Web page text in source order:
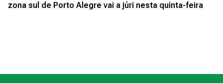
zona sul de Porto Alegre vai a júri nesta quinta-feira